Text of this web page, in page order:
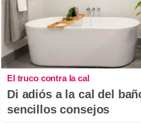
El truco contra la cal
Di adiós a la cal del
sencillos consejos